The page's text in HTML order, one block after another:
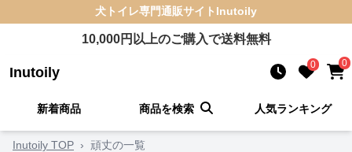
犬トイレ専門通販サイト Inutoily
10,000円以上のご購入で送料無料
Inutoily 0 0
新着商品 商品を検索 人気ランキング
Inutoily TOP › 頑丈の一覧